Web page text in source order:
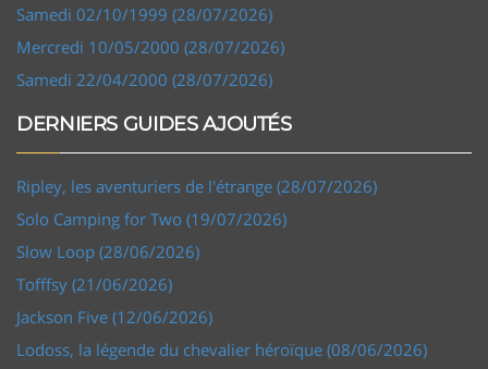
Samedi 02/10/1999 (28/07/2026)
Mercredi 10/05/2000 (28/07/2026)
Samedi 22/04/2000 (28/07/2026)
DERNIERS GUIDES AJOUTÉS
Ripley, les aventuriers de l'étrange (28/07/2026)
Solo Camping for Two (19/07/2026)
Slow Loop (28/06/2026)
Tofffsy (21/06/2026)
Jackson Five (12/06/2026)
Lodoss, la légende du chevalier héroïque (08/06/2026)